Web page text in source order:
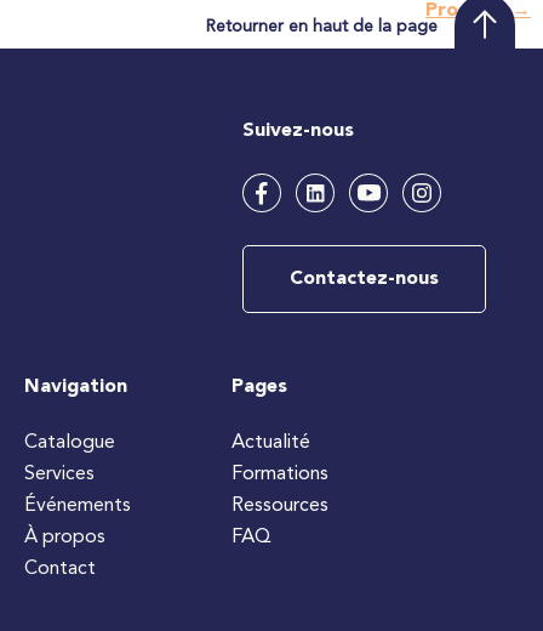
Prochain→
Retourner en haut de la page
Suivez-nous
Contactez-nous
Navigation
Catalogue
Services
Événements
À propos
Contact
Pages
Actualité
Formations
Ressources
FAQ